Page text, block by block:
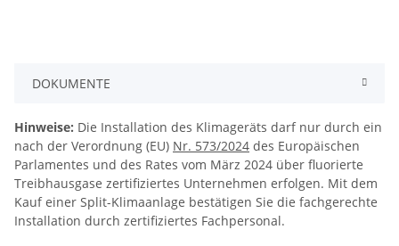
DOKUMENTE
Hinweise: Die Installation des Klimageräts darf nur durch ein
nach der Verordnung (EU) Nr. 573/2024 des Europäischen
Parlamentes und des Rates vom März 2024 über fluorierte
Treibhausgase zertifiziertes Unternehmen erfolgen. Mit dem
Kauf einer Split-Klimaanlage bestätigen Sie die fachgerechte
Installation durch zertifiziertes Fachpersonal.